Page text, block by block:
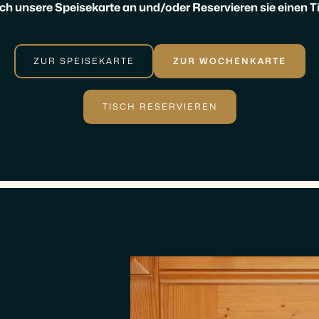
unsere Speisekarte an und/oder Reservieren sie einen
ZUR SPEISEKARTE ZUR WOCHENKARTE
TISCH RESERVIEREN